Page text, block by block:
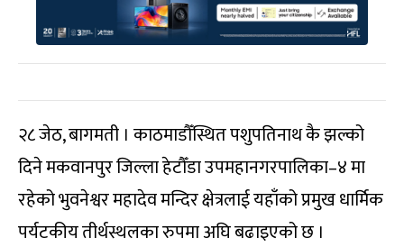
२८ जेठ, बागमती । काठमाडौँस्थित पशुपतिनाथ कै झल्को
दिने मकवानपुर जिल्ला हेटौँडा उपमहानगरपालिका–४ मा
रहेको भुवनेश्वर महादेव मन्दिर क्षेत्रलाई यहाँको प्रमुख धार्मिक
पर्यटकीय तीर्थस्थलका रुपमा अघि बढाइएको छ ।